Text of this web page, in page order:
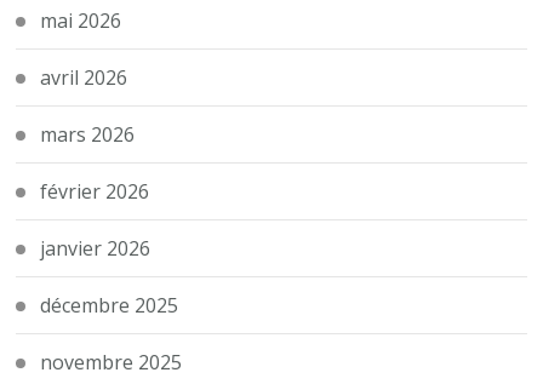
mai 2026
avril 2026
mars 2026
février 2026
janvier 2026
décembre 2025
novembre 2025